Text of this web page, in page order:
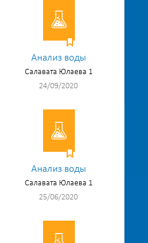
Анализ воды
Салавата Юлаева 1
24/09/2020
Анализ воды
Салавата Юлаева 1
25/06/2020